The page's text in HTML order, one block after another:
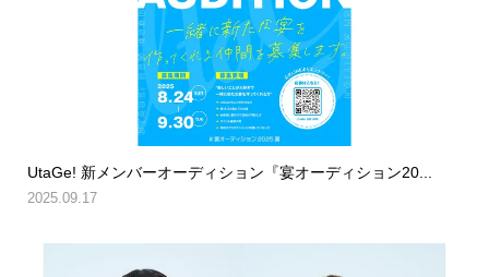
UtaGe! 新メンバーオーディション『宴オーディション20...
2025.09.17